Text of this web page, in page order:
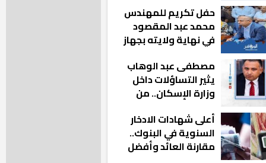
مشيت والمدينة
رجعت للخلف»
حفل تكريم للمهندس
محمد عبد المقصود
في نهاية ولايته بجهاز
مصطفى عبد الوهاب
يثير التساؤلات داخل
وزارة الإسكان.. من
المناصب؟
أعلى شهادات الادخار
السنوية في البنوك..
مقارنة العائد وأفضل